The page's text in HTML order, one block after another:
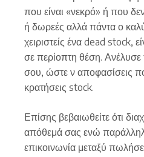
που είναι «νεκρό» ή που
ή δωρεές αλλά πάντα ο
χειριστείς ένα dead stock,
σε περίοπτη θέση. Ανέλυσε
σου, ώστε ν αποφασίσεις
κρατήσεις stock.
Επίσης βεβαιωθείτε ότι
απόθεμά σας ενώ
επικοινωνία μεταξύ